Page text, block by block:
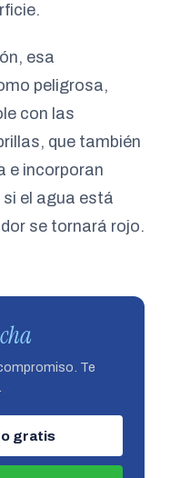
esa
peligrosa,
con las
que también
e incorporan
el agua está
se tornará rojo.
Te
gratis